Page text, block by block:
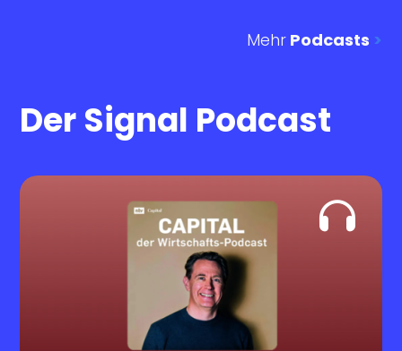
MehrPodcasts >
Der Signal Podcast